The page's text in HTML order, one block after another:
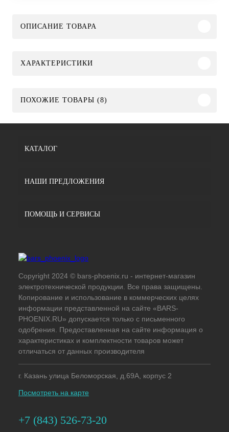
ОПИСАНИЕ ТОВАРА
ХАРАКТЕРИСТИКИ
ПОХОЖИЕ ТОВАРЫ (8)
КАТАЛОГ
НАШИ ПРЕДЛОЖЕНИЯ
ПОМОЩЬ И СЕРВИСЫ
Copyright 2024 © bars-phoenix.ru - интернет-магазин
электротехнической продукции. Все права защищены.
Копирование и использование в коммерческих целях
информации представленной на сайте «BARS-
PHOENIX.RU» допускается только с письменного
одобрения. Предоставленная на сайте информация о
характеристиках и комплектности товаров может
отличаться от данных производителя
г. Казань улица Беломорская, д.69А, корпус 2
Посмотреть на карте
+7 (843) 526-73-20